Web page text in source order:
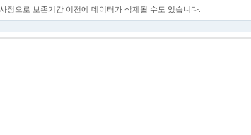
정으로 보존기간 이전에 데이터가 삭제될 수도 있습니다.